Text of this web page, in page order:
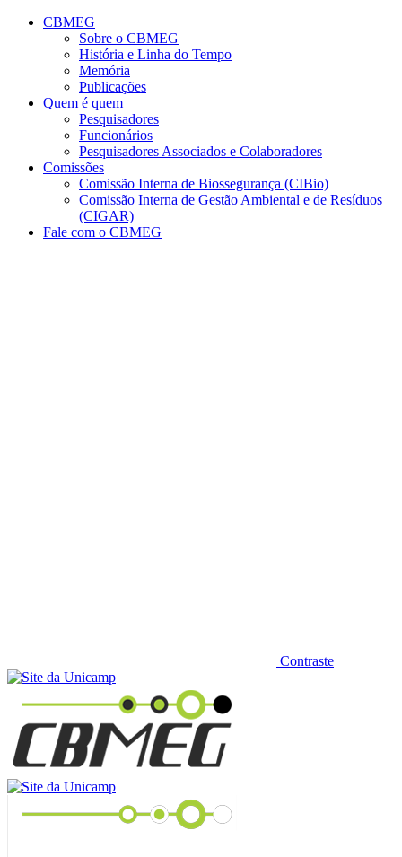
Conteúdo principal
CBMEG
Sobre o CBMEG
História e Linha do Tempo
Memória
Publicações
Quem é quem
Pesquisadores
Funcionários
Pesquisadores Associados e Colaboradores
Comissões
Comissão Interna de Biossegurança (CIBio)
Comissão Interna de Gestão Ambiental e de Resíduos
(CIGAR)
Fale com o CBMEG
Contraste